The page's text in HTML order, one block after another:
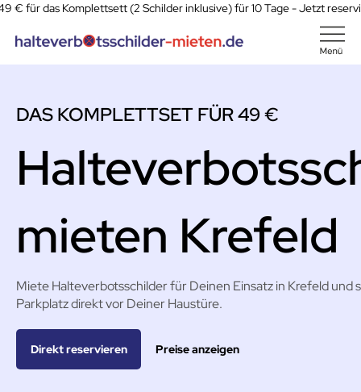
€ für das Komplettsett (2 Schilder inklusive) für 10 Tage - Jetzt
DAS KOMPLETTSET FÜR 49 €
mieten Krefeld
Miete Halteverbotsschilder für Deinen Einsatz in Krefeld und
Parkplatz direkt vor Deiner Haustüre.
Direkt reservieren Preise anzeigen